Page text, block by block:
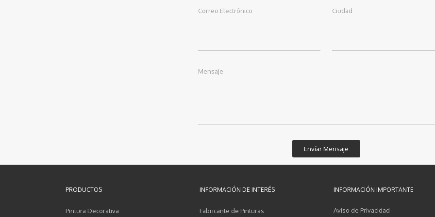
Correo Electrónico Ciudad
Mensaje
PRODUCTOS
Pintura Decorativa
INFORMACIÓN DE INTERÉS
Fabricante de Pinturas
INFORMACIÓN IMPORTANTE
Aviso de Privacidad